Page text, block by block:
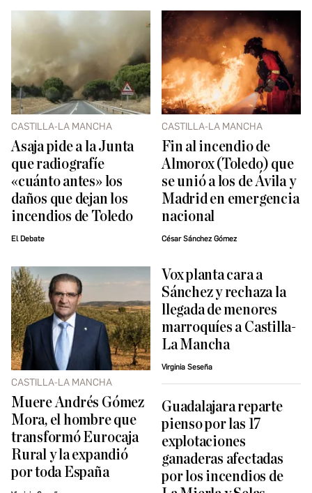
CASTILLA-LA MANCHA
Asaja pide a la Junta
que radiografíe
«cuánto antes» los
daños que dejan los
incendios de Toledo
El Debate
CASTILLA-LA MANCHA
Fin al incendio de
Almorox (Toledo) que
se unió a los de Ávila y
Madrid en emergencia
nacional
César Sánchez Gómez
CASTILLA-LA MANCHA
Muere Andrés Gómez
Mora, el hombre que
transformó Eurocaja
Rural y la expandió
por toda España
Vox planta cara a
Sánchez y rechaza la
llegada de menores
marroquíes a Castilla-
La Mancha
Virginia Seseña
Guadalajara reparte
pienso por las 17
explotaciones
ganaderas afectadas
por los incendios de